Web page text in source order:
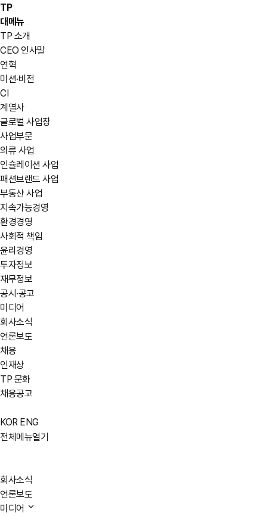
TP
대메뉴
TP 소개
CEO 인사말
연혁
미션·비전
CI
계열사
글로벌 사업장
사업부문
의류 사업
인슐레이션 사업
패션브랜드 사업
부동산 사업
지속가능경영
환경경영
사회적 책임
윤리경영
투자정보
재무정보
공시·공고
미디어
회사소식
언론보도
채용
인재상
TP 문화
채용공고
KOR ENG
전체메뉴열기
회사소식
언론보도
미디어